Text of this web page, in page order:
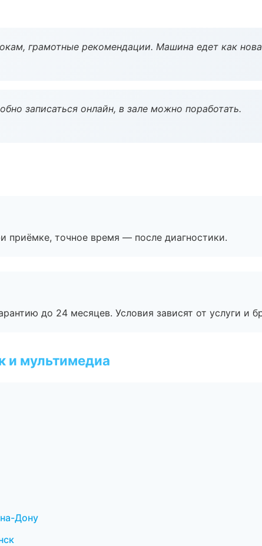
грамотные рекомендации. Машина едет как
записаться онлайн, в зале можно поработать.
приёмке, точное время — после диагностики.
до 24 месяцев. Условия зависят от услуги и
и мультимедиа
Дону